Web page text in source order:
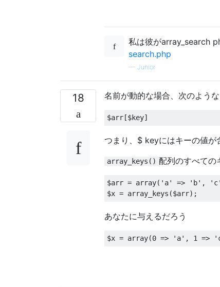
私は彼がarray_search
search.php
— Junior
18 名前が動的な場合、次のよう
$arr[$key]
つまり、$ keyにはキーの値が
array_keys() 配列のすべての
$arr = array( 'a' => 'b' , 'c'
$x = array_keys ($arr);
あなたに与えるだろう
$x = array(0 => 'a' , 1 =>